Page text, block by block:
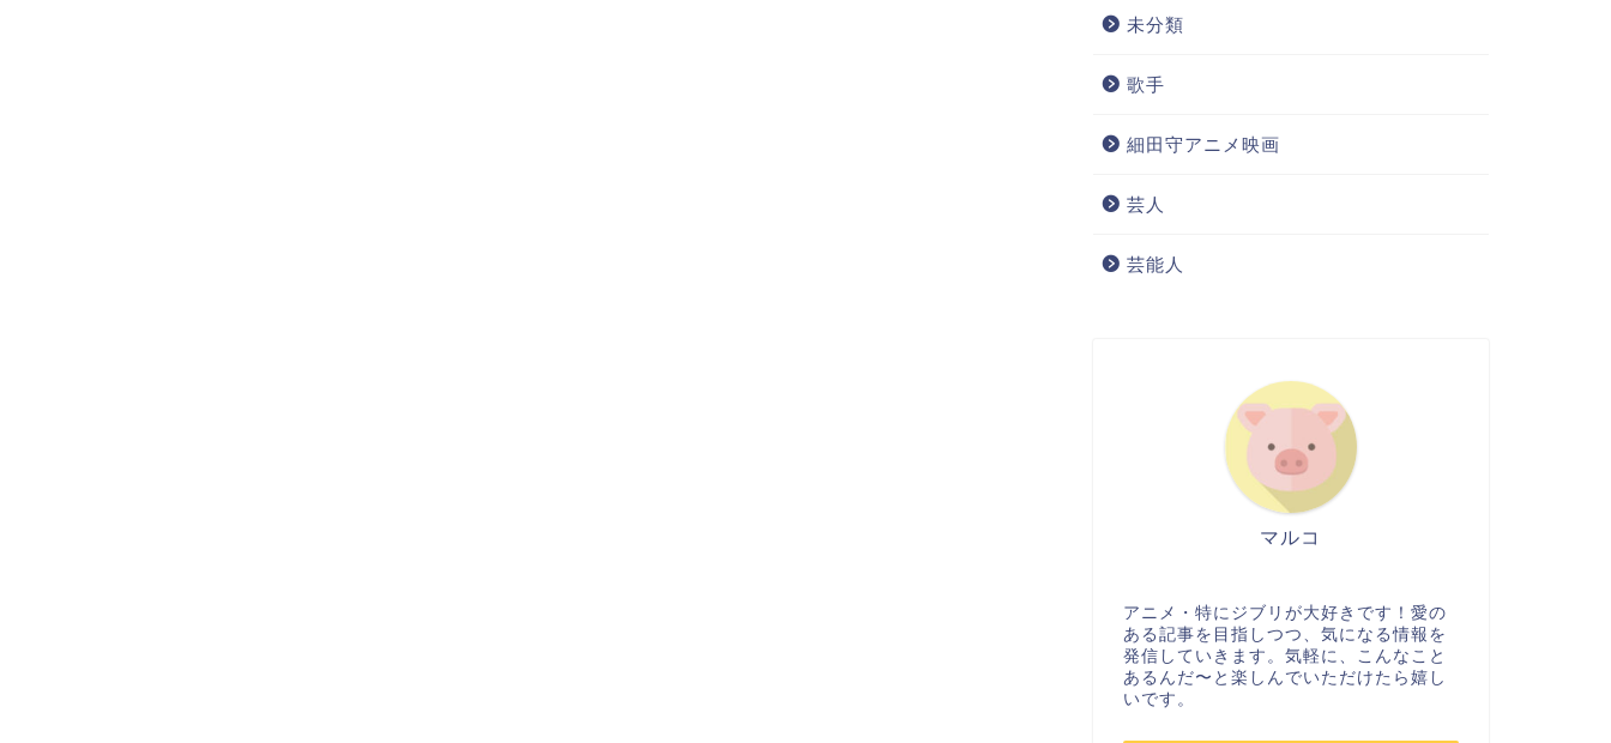
未分類
歌手
細田守アニメ映画
芸人
芸能人
マルコ
アニメ・特にジブリが大好きです！愛の
ある記事を目指しつつ、気になる情報を
発信していきます。気軽に、こんなこと
あるんだ〜と楽しんでいただけたら嬉し
いです。